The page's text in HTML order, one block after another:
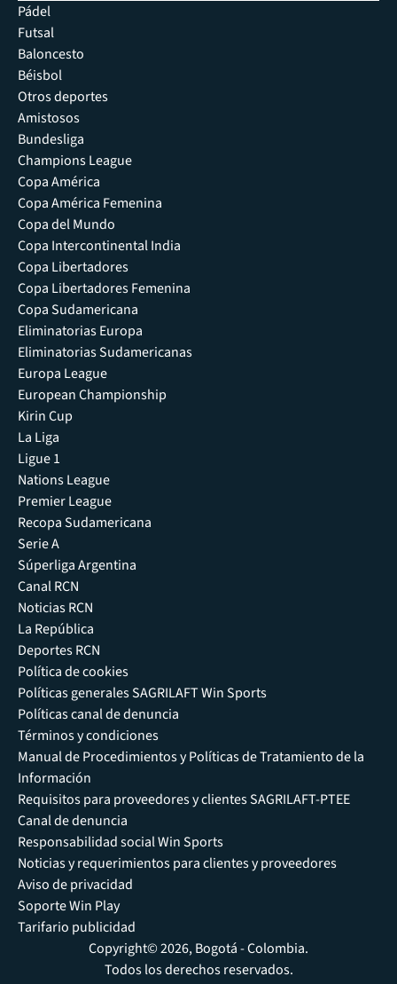
Pádel
Futsal
Baloncesto
Béisbol
Otros deportes
Amistosos
Bundesliga
Champions League
Copa América
Copa América Femenina
Copa del Mundo
Copa Intercontinental India
Copa Libertadores
Copa Libertadores Femenina
Copa Sudamericana
Eliminatorias Europa
Eliminatorias Sudamericanas
Europa League
European Championship
Kirin Cup
La Liga
Ligue 1
Nations League
Premier League
Recopa Sudamericana
Serie A
Súperliga Argentina
Canal RCN
Noticias RCN
La República
Deportes RCN
Política de cookies
Políticas generales SAGRILAFT Win Sports
Políticas canal de denuncia
Términos y condiciones
Manual de Procedimientos y Políticas de Tratamiento de la
Información
Requisitos para proveedores y clientes SAGRILAFT-PTEE
Canal de denuncia
Responsabilidad social Win Sports
Noticias y requerimientos para clientes y proveedores
Aviso de privacidad
Soporte Win Play
Tarifario publicidad
Copyright© 2026, Bogotá - Colombia.
Todos los derechos reservados.